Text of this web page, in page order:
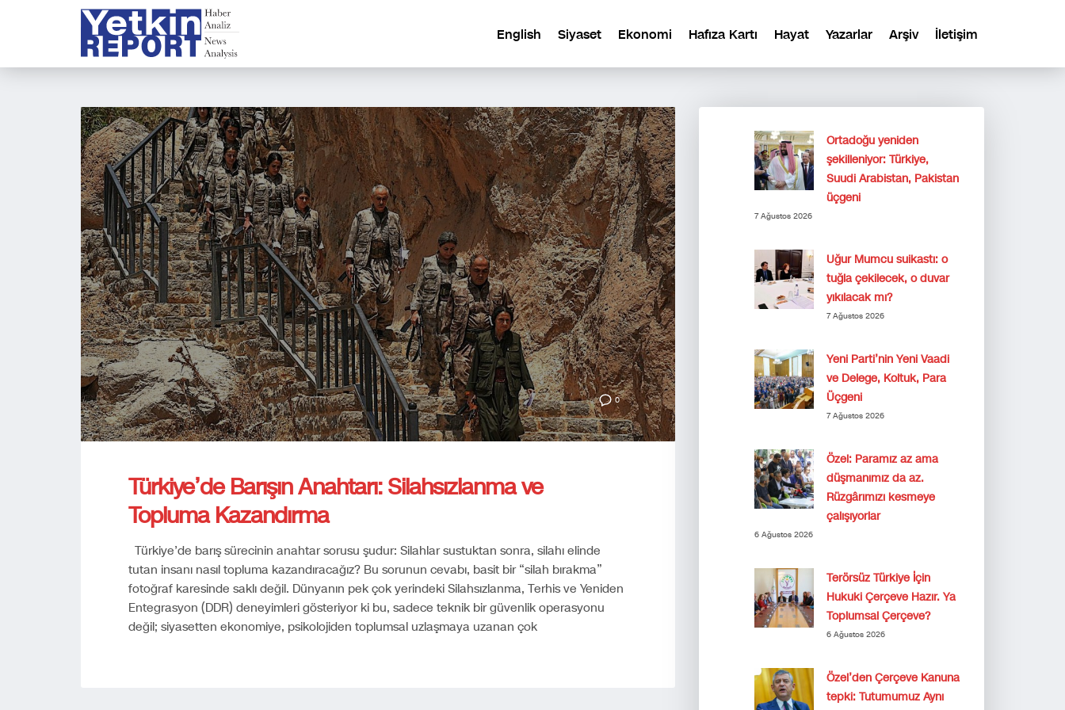
English Siyaset Ekonomi Hafıza Kartı Hayat Yazarlar Arşiv İletişim
0
Türkiye’de Barışın Anahtarı: Silahsızlanma ve
Topluma Kazandırma
Türkiye’de barış sürecinin anahtar sorusu şudur: Silahlar sustuktan sonra, silahı elinde
tutan insanı nasıl topluma kazandıracağız? Bu sorunun cevabı, basit bir “silah bırakma”
fotoğraf karesinde saklı değil. Dünyanın pek çok yerindeki Silahsızlanma, Terhis ve Yeniden
Entegrasyon (DDR) deneyimleri gösteriyor ki bu, sadece teknik bir güvenlik operasyonu
değil; siyasetten ekonomiye, psikolojiden toplumsal uzlaşmaya uzanan çok
Ortadoğu yeniden
şekilleniyor: Türkiye,
Suudi Arabistan, Pakistan
üçgeni
7 Ağustos 2026
Uğur Mumcu suikastı: o
tuğla çekilecek, o duvar
yıkılacak mı?
7 Ağustos 2026
Yeni Parti’nin Yeni Vaadi
ve Delege, Koltuk, Para
Üçgeni
7 Ağustos 2026
Özel: Paramız az ama
düşmanımız da az.
Rüzgârımızı kesmeye
çalışıyorlar
6 Ağustos 2026
Terörsüz Türkiye İçin
Hukuki Çerçeve Hazır. Ya
Toplumsal Çerçeve?
6 Ağustos 2026
Özel’den Çerçeve Kanuna
tepki: Tutumumuz Aynı